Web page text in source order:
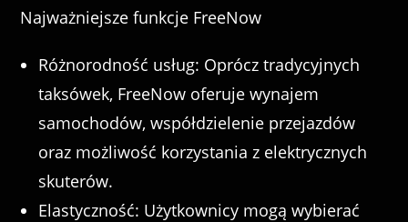
Najważniejsze funkcje FreeNow
Różnorodność usług: Oprócz tradycyjnych
taksówek, FreeNow oferuje wynajem
samochodów, współdzielenie przejazdów
oraz możliwość korzystania z elektrycznych
skuterów.
Elastyczność: Użytkownicy mogą wybierać